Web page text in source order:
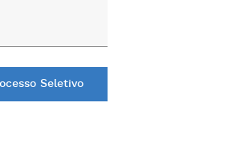
Seletivo